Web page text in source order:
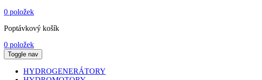
0 položek
Poptávkový košík
0 položek
Toggle nav
HYDROGENERÁTORY